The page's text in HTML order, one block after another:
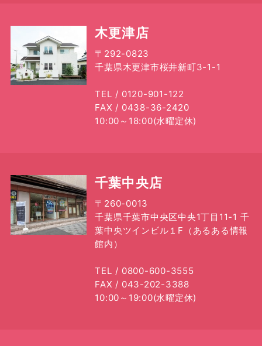
・2021年4月(3記事)
・2021年3月(4記事)
・2021年2月(5記事)
・2020年12月(6記事)
・2020年8月(4記事)
・2020年7月(3記事)
・2020年6月(4記事)
・2020年5月(4記事)
・2020年3月(8記事)
・2020年2月(6記事)
木更津店
〒292-0823
千葉県木更津市桜井新町3-1-1
TEL / 0120-901-122
FAX / 0438-36-2420
10:00～18:00(水曜定休)
千葉中央店
〒260-0013
千葉県千葉市中央区中央1丁目11-1 千
葉中央ツインビル１F（あるある情報
館内）
TEL / 0800-600-3555
FAX / 043-202-3388
10:00～19:00(水曜定休)